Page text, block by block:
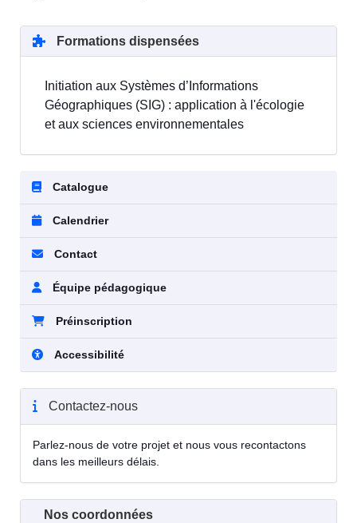
Formations dispensées
Initiation aux Systèmes d’Informations
Géographiques (SIG) : application à l'écologie
et aux sciences environnementales
Catalogue
Calendrier
Contact
Équipe pédagogique
Préinscription
Accessibilité
Contactez-nous
Parlez-nous de votre projet et nous vous recontactons
dans les meilleurs délais.
Nos coordonnées